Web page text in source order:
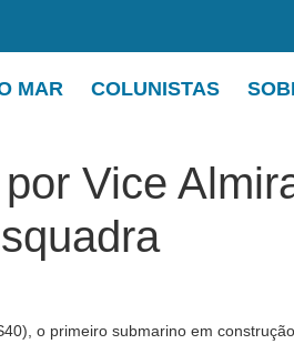
MAR COLUNISTAS
Vice
o primeiro submarino em